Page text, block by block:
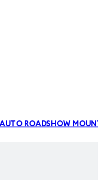
AUTO ROADSHOW